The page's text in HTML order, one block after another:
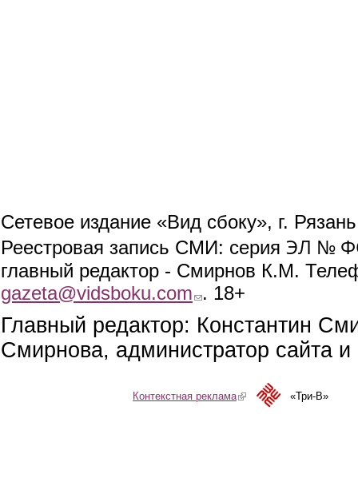
Сетевое издание «Вид сбоку», г.
Реестровая запись СМИ: серия ЭЛ №
главный редактор - Смирнов К.М.
gazeta@vidsboku.com (link sends e-mail)
. 18+
Главный редактор: Константин
Смирнова, администратор сайта
Контекстная реклама(link is external)«Три-В»